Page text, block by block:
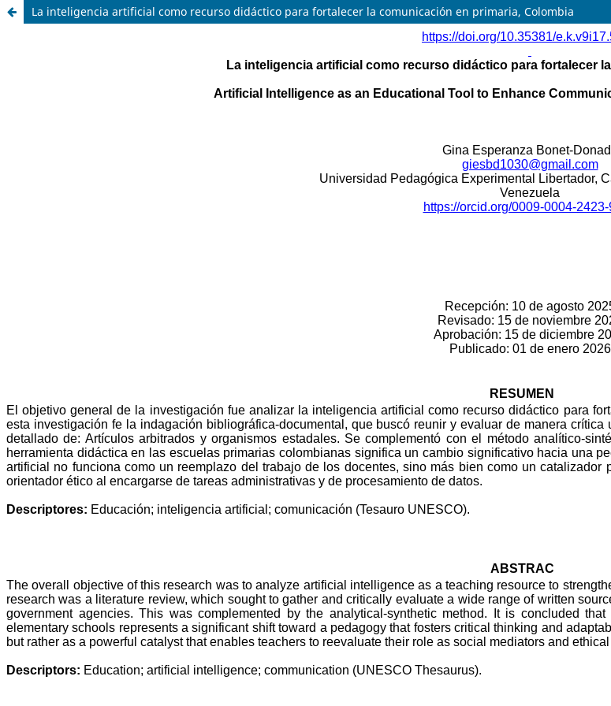
La inteligencia artificial como recurso didáctico para fortalecer la comunicación en primaria, Colombia